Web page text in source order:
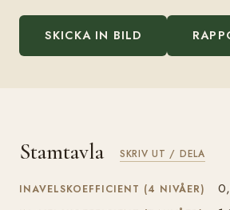
SKICKA IN BILD
Stamtavla SKRIV UT / DELA
INAVELSKOEFFICIENT (4 NIVÅER)